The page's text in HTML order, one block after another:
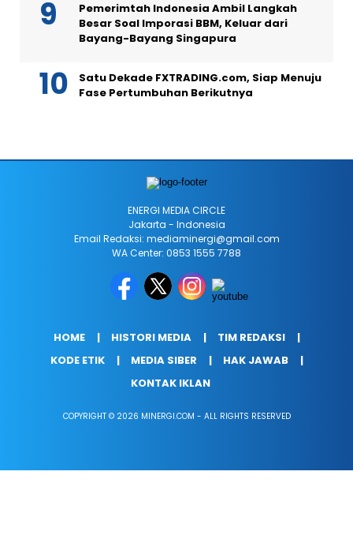
Pemerimtah Indonesia Ambil Langkah
Besar Soal Imporasi BBM, Keluar dari
Bayang-Bayang Singapura
Satu Dekade FXTRADING.com, Siap Menuju
Fase Pertumbuhan Berikutnya
ENERGI MEDIA CIRCLE
Jakarta - Indonesia
Email Redaksi: mediaminergi@gmail.com
WA Center: 0853 1555 7788
HOME HISTORI MEDIA
TIM REDAKSI
KODE ETIK
MEDIA SIBER
HAK JAWAB
KONTAK IKLAN
COPYRIGHT © 2026 MINERGI.COM - ALL RIGHTS RESERVED